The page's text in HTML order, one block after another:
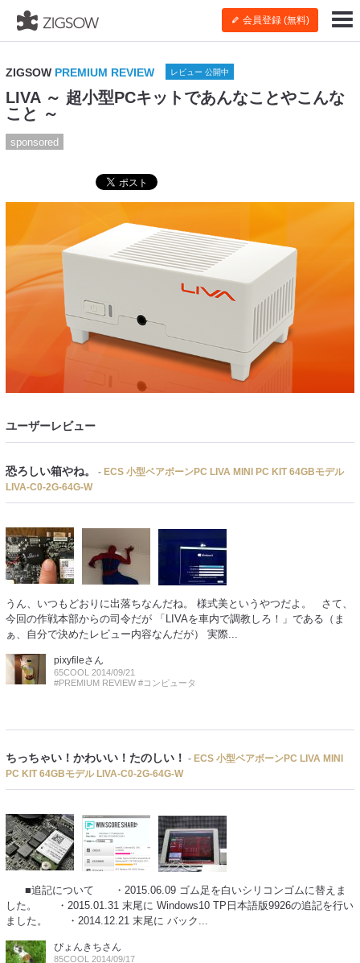
会員登録 (無料)
ZIGSOW PREMIUM REVIEW レビュー 公開中
LIVA ～ 超小型PCキットであんなことやこんな
こと ～
sponsored
ユーザーレビュー
恐ろしい箱やね。 - ECS 小型ベアボーンPC LIVA MINI PC KIT 64GBモデル
LIVA-C0-2G-64G-W
うん、いつもどおりに出落ちなんだね。 様式美というやつだよ。 さて、
今回の作戦本部からの司令だが 「LIVAを車内で調教しろ！」である（ま
ぁ、自分で決めたレビュー内容なんだが） 実際...
pixyfileさん
65COOL 2014/09/21
#PREMIUM REVIEW #コンピュータ
ちっちゃい！かわいい！たのしい！ - ECS 小型ベアボーンPC LIVA MINI
PC KIT 64GBモデル LIVA-C0-2G-64G-W
■追記について ・2015.06.09 ゴム足を白いシリコンゴムに替えま
した。 ・2015.01.31 末尾に Windows10 TP日本語版9926の追記を行い
ました。 ・2014.12.21 末尾に バック...
ぴょんきちさん
85COOL 2014/09/17